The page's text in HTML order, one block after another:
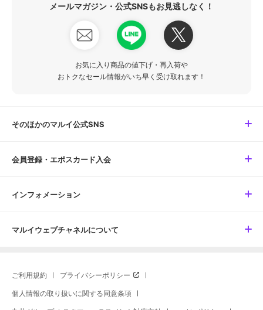
メールマガジン・公式SNSもお見逃しなく！
お気に入り商品の値下げ・再入荷や
おトクなセール情報がいち早く受け取れます！
そのほかのマルイ公式SNS
会員登録・エポスカード入会
インフォメーション
マルイウェブチャネルについて
ご利用規約 プライバシーポリシー
個人情報の取り扱いに関する同意条項